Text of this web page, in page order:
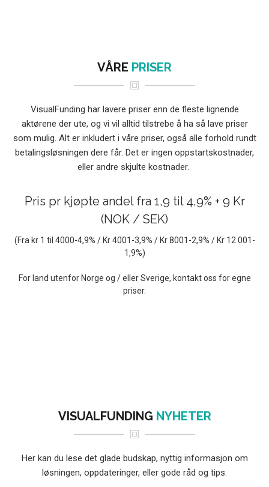
VÅRE PRISER
VisualFunding har lavere priser enn de fleste lignende
aktørene der ute, og vi vil alltid tilstrebe å ha så lave priser
som mulig. Alt er inkludert i våre priser, også alle forhold rundt
betalingsløsningen dere får. Det er ingen oppstartskostnader,
eller andre skjulte kostnader.
Pris pr kjøpte andel fra 1,9 til 4,9% + 9 Kr
(NOK / SEK)
(Fra kr 1 til 4000-4,9% / Kr 4001-3,9% / Kr 8001-2,9% / Kr 12 001-
1,9%)
For land utenfor Norge og / eller Sverige, kontakt oss for egne
priser.
VISUALFUNDING NYHETER
Her kan du lese det glade budskap, nyttig informasjon om
løsningen, oppdateringer, eller gode råd og tips.